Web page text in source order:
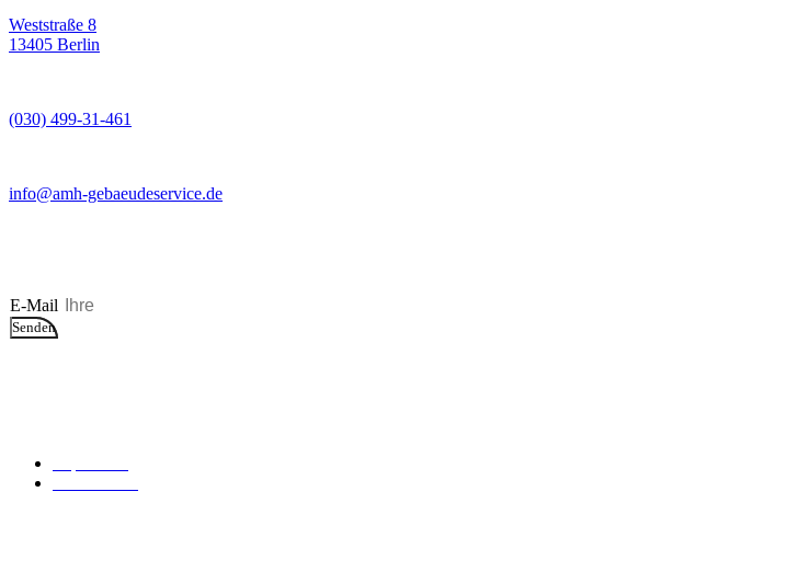
Weststraße 8
13405 Berlin
(030) 499-31-461
info@amh-gebaeudeservice.de
E-Mail
Senden